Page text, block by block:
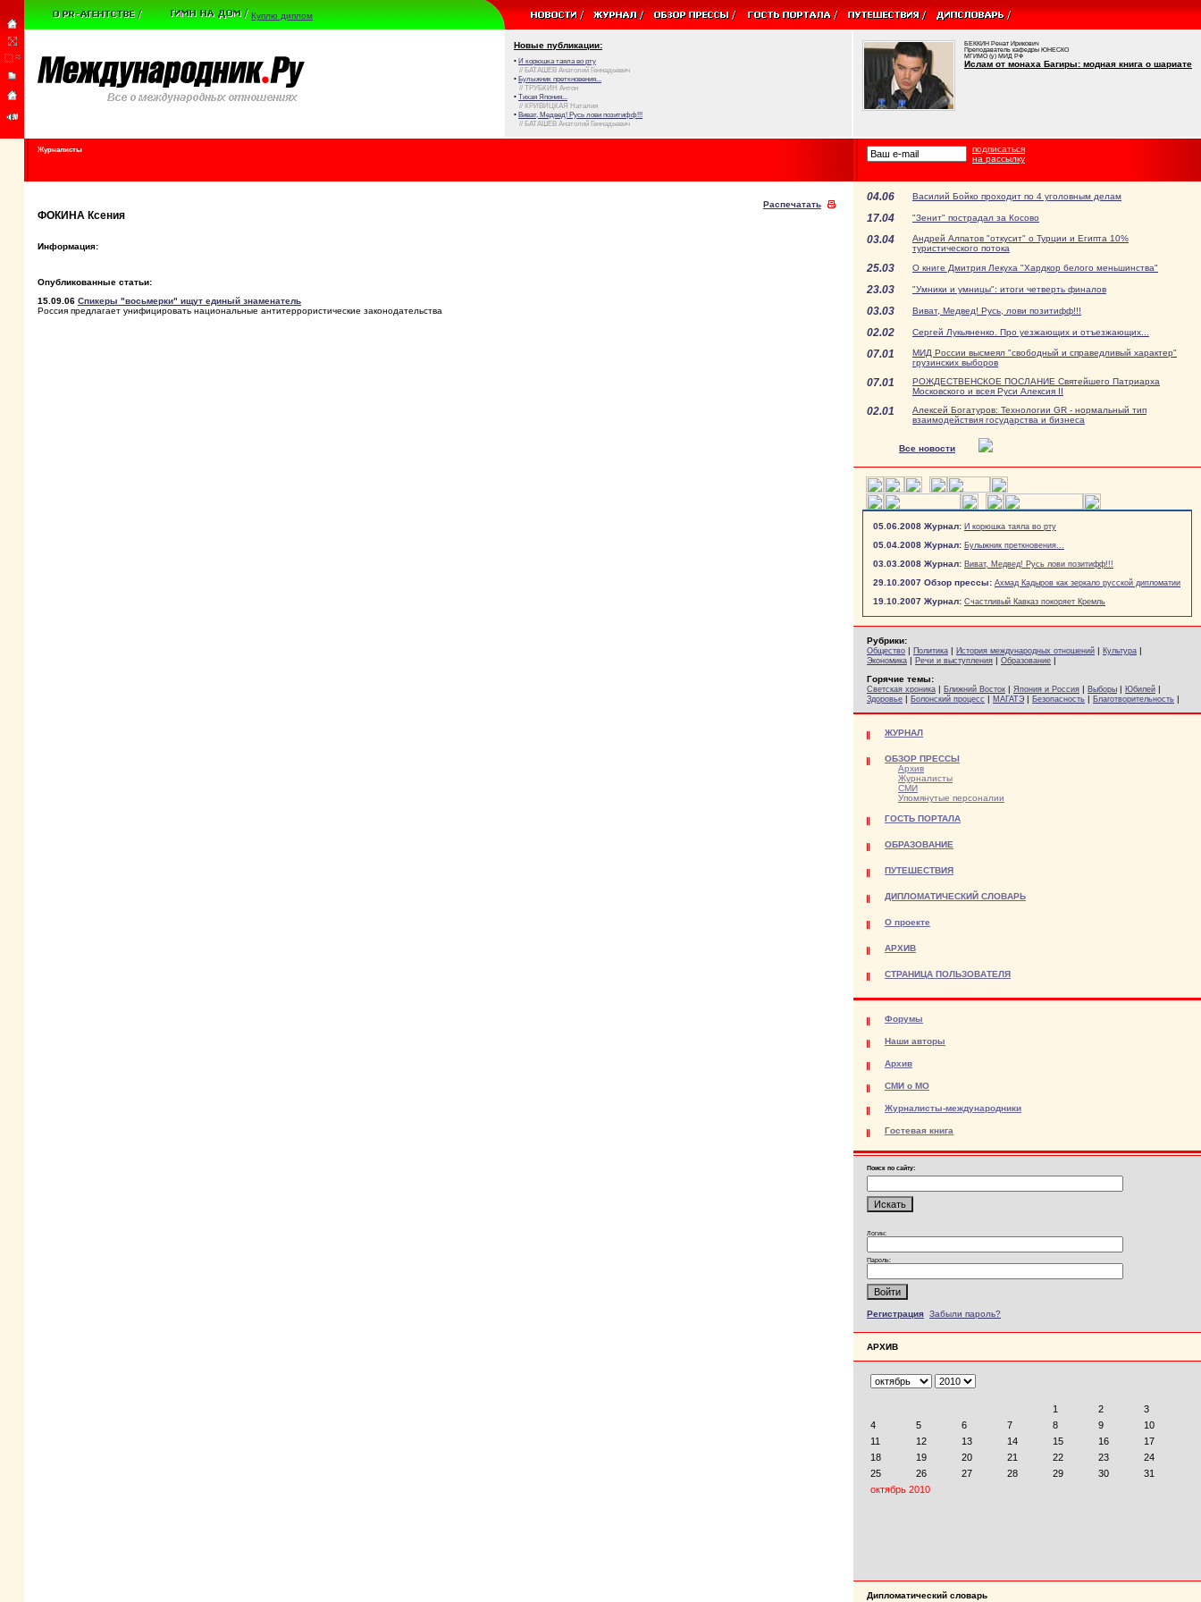
Куплю диплом
Новые публикации:
• И корюшка таяла во рту
// БАТАШЕВ Анатолий Геннадьевич
• Булыжник преткновения...
// ТРУБКИН Антон
• Тихая Япония...
// КРИВИЦКАЯ Наталия
• Виват, Медвед! Русь лови позитифф!!!
// БАТАШЕВ Анатолий Геннадьевич
БЕККИН Ренат Ирикович
Преподаватель кафедры ЮНЕСКО
МГИМО (у) МИД РФ
Ислам от монаха Багиры: модная книга о шариате
Журналисты
подписаться
на рассылку
Распечатать
ФОКИНА Ксения
Информация:
Опубликованные статьи:
15.09.06 Спикеры "восьмерки" ищут единый знаменатель
Россия предлагает унифицировать национальные антитеррористические законодательства
04.06 Василий Бойко проходит по 4 уголовным делам
17.04 "Зенит" пострадал за Косово
03.04
Андрей Алпатов "откусит" о Турции и Египта 10%
туристического потока
25.03 О книге Дмитрия Лекуха "Хардкор белого меньшинства"
23.03 "Умники и умницы": итоги четверть финалов
03.03 Виват, Медвед! Русь, лови позитифф!!!
02.02 Сергей Лукьяненко. Про уезжающих и отъезжающих...
07.01
МИД России высмеял "свободный и справедливый характер"
грузинских выборов
07.01
РОЖДЕСТВЕНСКОЕ ПОСЛАНИЕ Святейшего Патриарха
Московского и всея Руси Алексия II
02.01
Алексей Богатуров: Технологии GR - нормальный тип
взаимодействия государства и бизнеса
Все новости
05.06.2008 Журнал: И корюшка таяла во рту
05.04.2008 Журнал: Булыжник преткновения...
03.03.2008 Журнал: Виват, Медвед! Русь лови позитифф!!!
29.10.2007 Обзор прессы: Ахмад Кадыров как зеркало русской дипломатии
19.10.2007 Журнал: Счастливый Кавказ покоряет Кремль
Рубрики:
Общество | Политика | История международных отношений | Культура |
Экономика | Речи и выступления | Образование |
Горячие темы:
Светская хроника | Ближний Восток | Япония и Россия | Выборы | Юбилей |
Здоровье | Болонский процесс | МАГАТЭ | Безопасность | Благотворительность |
ЖУРНАЛ
ОБЗОР ПРЕССЫ
Архив
Журналисты
СМИ
Упомянутые персоналии
ГОСТЬ ПОРТАЛА
ОБРАЗОВАНИЕ
ПУТЕШЕСТВИЯ
ДИПЛОМАТИЧЕСКИЙ СЛОВАРЬ
О проекте
АРХИВ
СТРАНИЦА ПОЛЬЗОВАТЕЛЯ
Форумы
Наши авторы
Архив
СМИ о МО
Журналисты-международники
Гостевая книга
Поиск по сайту:
Логин:
Пароль:
Регистрация Забыли пароль?
АРХИВ
Дипломатический словарь